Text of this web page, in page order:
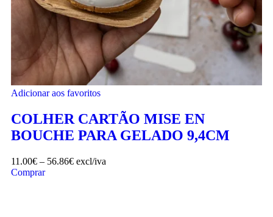
Adicionar aos favoritos
COLHER CARTÃO MISE EN
BOUCHE PARA GELADO 9,4CM
11.00€ – 56.86€ excl/iva
Comprar